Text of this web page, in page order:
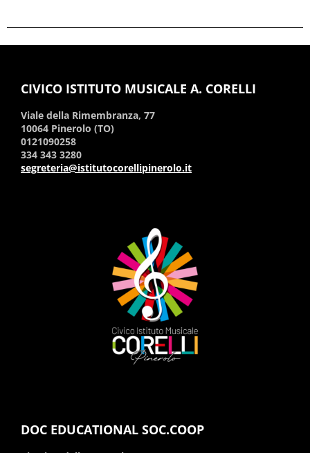
CIVICO ISTITUTO MUSICALE A. CORELLI
Viale della Rimembranza, 77
10064 Pinerolo (TO)
0121090258
334 343 3280
segreteria@istitutocorellipinerolo.it
DOC EDUCATIONAL SOC.COOP